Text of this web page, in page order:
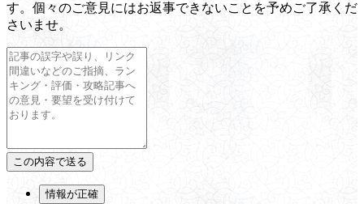
す。個々のご意見にはお返事できないことを予めご了承くだ
さいませ。
情報が正確